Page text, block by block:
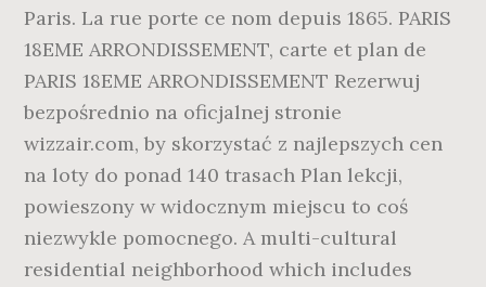
Paris. La rue porte ce nom depuis 1865. PARIS
18EME ARRONDISSEMENT, carte et plan de
PARIS 18EME ARRONDISSEMENT Rezerwuj
bezpośrednio na oficjalnej stronie
wizzair.com, by skorzystać z najlepszych cen
na loty do ponad 140 trasach Plan lekcji,
powieszony w widocznym miejscu to coś
niezwykle pomocnego. A multi-cultural
residential neighborhood which includes